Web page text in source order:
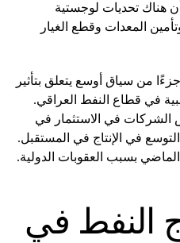
أن هناك تحديات لوجستية
المعدات وقطع الغيار
جزءًا من سياق أوسع يتعلق بتأثير
في قطاع النفط العراقي.
الشركات في الاستثمار في
في الإنتاج في المستقبل.
بسبب العقوبات الدولية.
النفط في